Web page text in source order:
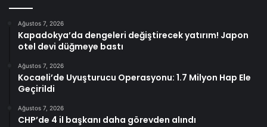
Ağustos 7, 2026
Kapadokya’da dengeleri değiştirecek yatırım! Japon
otel devi düğmeye bastı
Ağustos 7, 2026
Kocaeli’de Uyuşturucu Operasyonu: 1.7 Milyon Hap Ele
Geçirildi
Ağustos 7, 2026
CHP’de 4 il başkanı daha görevden alındı